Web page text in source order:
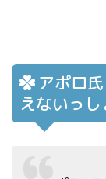
アポロ
えないっし